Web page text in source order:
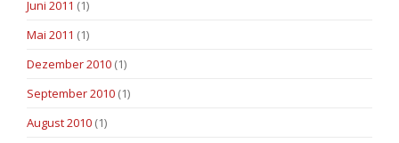
Juni 2011 (1)
Mai 2011 (1)
Dezember 2010 (1)
September 2010 (1)
August 2010 (1)